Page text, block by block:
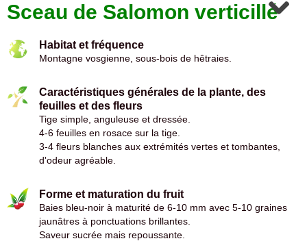
Sceau de Salomon verticillé
Habitat et fréquence
Montagne vosgienne, sous-bois de hêtraies.
Caractéristiques générales de la plante, des
feuilles et des fleurs
Tige simple, anguleuse et dressée.
4-6 feuilles en rosace sur la tige.
3-4 fleurs blanches aux extrémités vertes et tombantes,
d'odeur agréable.
Forme et maturation du fruit
Baies bleu-noir à maturité de 6-10 mm avec 5-10 graines
jaunâtres à ponctuations brillantes.
Saveur sucrée mais repoussante.